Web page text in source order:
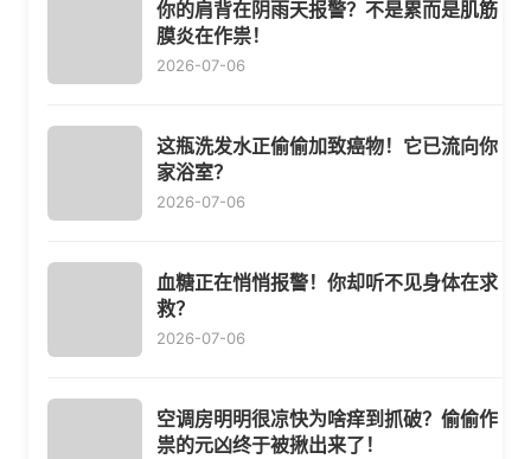
你的肩背在阴雨天报警？不是累而是肌筋
膜炎在作祟！
2026-07-06
这瓶洗发水正偷偷加致癌物！它已流向你
家浴室？
2026-07-06
血糖正在悄悄报警！你却听不见身体在求
救？
2026-07-06
空调房明明很凉快为啥痒到抓破？偷偷作
祟的元凶终于被揪出来了！